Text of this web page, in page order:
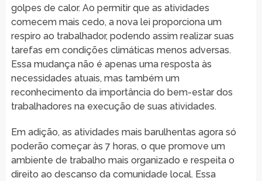
golpes de calor. Ao permitir que as atividades
comecem mais cedo, a nova lei proporciona um
respiro ao trabalhador, podendo assim realizar suas
tarefas em condições climáticas menos adversas.
Essa mudança não é apenas uma resposta às
necessidades atuais, mas também um
reconhecimento da importância do bem-estar dos
trabalhadores na execução de suas atividades.
Em adição, as atividades mais barulhentas agora só
poderão começar às 7 horas, o que promove um
ambiente de trabalho mais organizado e respeita o
direito ao descanso da comunidade local. Essa